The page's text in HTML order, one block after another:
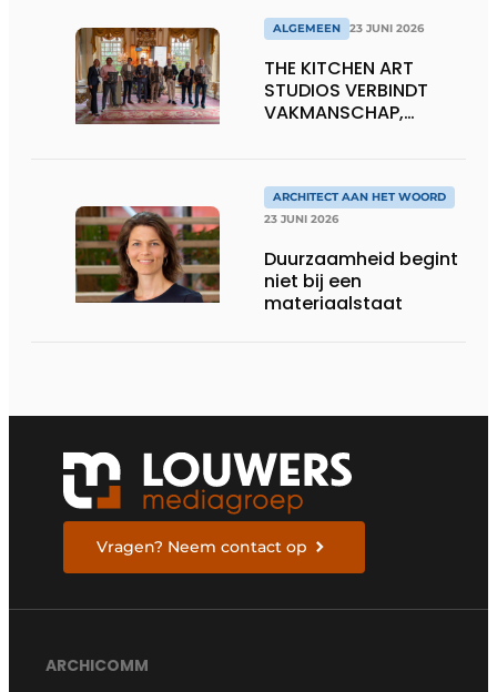
ALGEMEEN 23 JUNI 2026
THE KITCHEN ART
STUDIOS VERBINDT
VAKMANSCHAP,
TOEKOMST
ARCHITECT AAN HET WOORD
23 JUNI 2026
Duurzaamheid begint
niet bij een
materiaalstaat
Vragen? Neem contact op
ARCHICOMM